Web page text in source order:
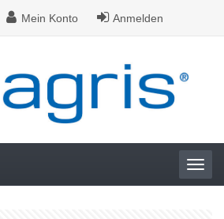
Mein Konto Anmelden